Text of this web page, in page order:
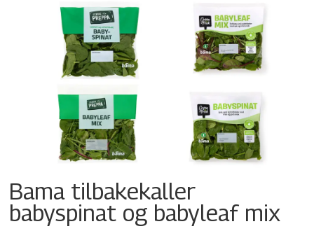
Bama tilbakekaller
babyspinat og babyleaf mix